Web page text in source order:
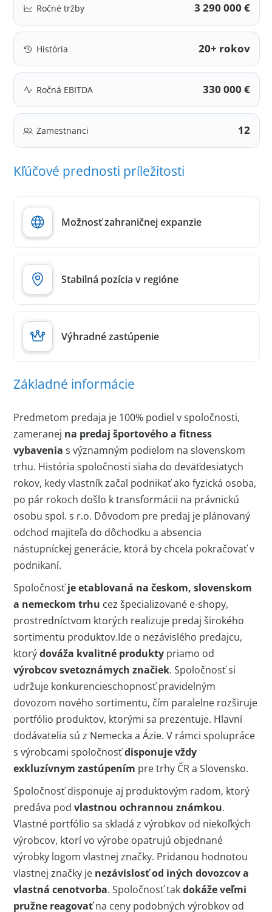
Ročné tržby 3 290 000 €
História 20+ rokov
Ročná EBITDA 330 000 €
Zamestnanci 12
Kľúčové prednosti príležitosti
Možnosť zahraničnej expanzie
Stabilná pozícia v regióne
Výhradné zastúpenie
Základné informácie
Predmetom predaja je 100% podiel v spoločnosti,
zameranej na predaj športového a fitness
vybavenia s významným podielom na slovenskom
trhu. História spoločnosti siaha do deväťdesiatych
rokov, kedy vlastník začal podnikať ako fyzická osoba,
po pár rokoch došlo k transformácii na právnickú
osobu spol. s r.o. Dôvodom pre predaj je plánovaný
odchod majiteľa do dôchodku a absencia
nástupníckej generácie, ktorá by chcela pokračovať v
podnikaní.
Spoločnosťje etablovaná na českom, slovenskom
a nemeckom trhu cez špecializované e-shopy,
prostredníctvom ktorých realizuje predaj širokého
sortimentu produktov.Ide o nezávislého predajcu,
ktorýdováža kvalitné produkty priamo od
výrobcov svetoznámych značiek. Spoločnosť si
udržuje konkurencieschopnosť pravidelným
dovozom nového sortimentu, čím paralelne rozširuje
portfólio produktov, ktorými sa prezentuje. Hlavní
dodávatelia sú z Nemecka a Ázie. V rámci spolupráce
s výrobcami spoločnosťdisponuje vždy
exkluzívnym zastúpením pre trhy ČR a Slovensko.
Spoločnosť disponuje aj produktovým radom, ktorý
predáva pod vlastnou ochrannou známkou.
Vlastné portfólio sa skladá z výrobkov od niekoľkých
výrobcov, ktorí vo výrobe opatrujú objednané
výrobky logom vlastnej značky. Pridanou hodnotou
vlastnej značky je nezávislosť od iných dovozcov a
vlastná cenotvorba. Spoločnosť takdokáže veľmi
pružne reagovaťna ceny podobných výrobkov od